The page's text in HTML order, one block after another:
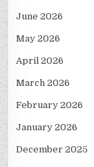
June 2026
May 2026
April 2026
March 2026
February 2026
January 2026
December 2025